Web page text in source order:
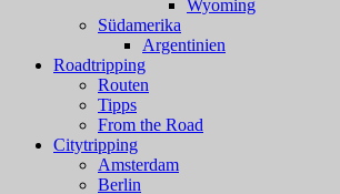
Wyoming
Südamerika
Argentinien
Roadtripping
Routen
Tipps
From the Road
Citytripping
Amsterdam
Berlin